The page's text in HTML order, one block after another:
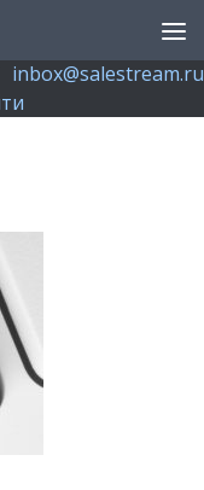
inbox@salestream.ru